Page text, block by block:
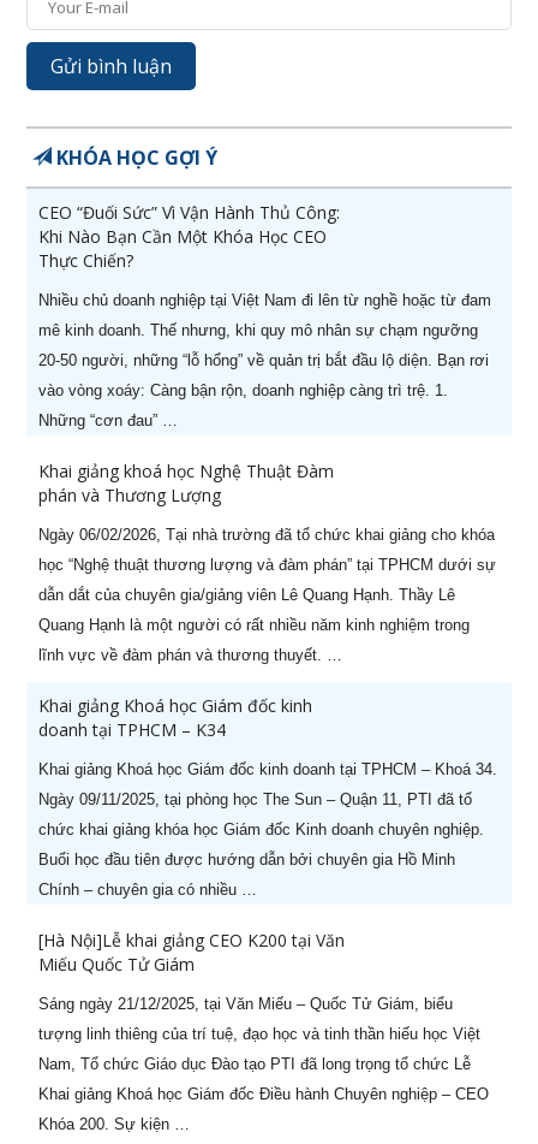
KHÓA HỌC GỢI Ý
CEO “Đuối Sức” Vì Vận Hành Thủ Công:
Khi Nào Bạn Cần Một Khóa Học CEO
Thực Chiến?
Nhiều chủ doanh nghiệp tại Việt Nam đi lên từ nghề hoặc từ đam
mê kinh doanh. Thế nhưng, khi quy mô nhân sự chạm ngưỡng
20-50 người, những “lỗ hổng” về quản trị bắt đầu lộ diện. Bạn rơi
vào vòng xoáy: Càng bận rộn, doanh nghiệp càng trì trệ. 1.
Những “cơn đau” …
Khai giảng khoá học Nghệ Thuật Đàm
phán và Thương Lượng
Ngày 06/02/2026, Tại nhà trường đã tổ chức khai giảng cho khóa
học “Nghệ thuật thương lượng và đàm phán” tại TPHCM dưới sự
dẫn dắt của chuyên gia/giảng viên Lê Quang Hạnh. Thầy Lê
Quang Hạnh là một người có rất nhiều năm kinh nghiệm trong
lĩnh vực về đàm phán và thương thuyết. …
Khai giảng Khoá học Giám đốc kinh
doanh tại TPHCM – K34
Khai giảng Khoá học Giám đốc kinh doanh tại TPHCM – Khoá 34.
Ngày 09/11/2025, tại phòng học The Sun – Quận 11, PTI đã tổ
chức khai giảng khóa học Giám đốc Kinh doanh chuyên nghiệp.
Buổi học đầu tiên được hướng dẫn bởi chuyên gia Hồ Minh
Chính – chuyên gia có nhiều …
[Hà Nội]Lễ khai giảng CEO K200 tại Văn
Miếu Quốc Tử Giám
Sáng ngày 21/12/2025, tại Văn Miếu – Quốc Tử Giám, biểu
tượng linh thiêng của trí tuệ, đạo học và tinh thần hiếu học Việt
Nam, Tổ chức Giáo dục Đào tạo PTI đã long trọng tổ chức Lễ
Khai giảng Khoá học Giám đốc Điều hành Chuyên nghiệp – CEO
Khóa 200. Sự kiện …